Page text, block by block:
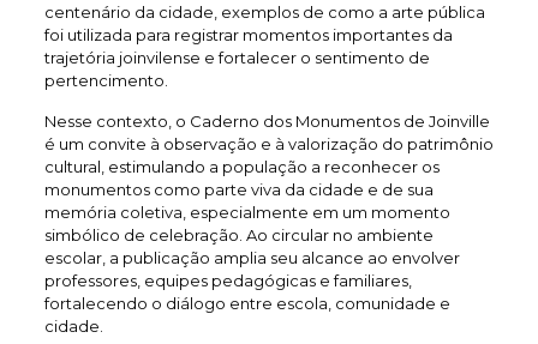
centenário da cidade, exemplos de como a arte pública
foi utilizada para registrar momentos importantes da
trajetória joinvilense e fortalecer o sentimento de
pertencimento.
Nesse contexto, o Caderno dos Monumentos de Joinville
é um convite à observação e à valorização do patrimônio
cultural, estimulando a população a reconhecer os
monumentos como parte viva da cidade e de sua
memória coletiva, especialmente em um momento
simbólico de celebração. Ao circular no ambiente
escolar, a publicação amplia seu alcance ao envolver
professores, equipes pedagógicas e familiares,
fortalecendo o diálogo entre escola, comunidade e
cidade.